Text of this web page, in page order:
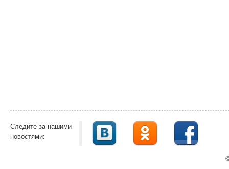
Следите за нашими
новостями: